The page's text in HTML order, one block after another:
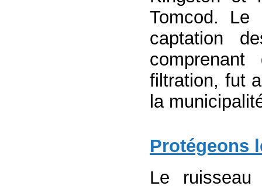
Tomcod. Le
captation
filtration, fut
la
Protégeons
Le